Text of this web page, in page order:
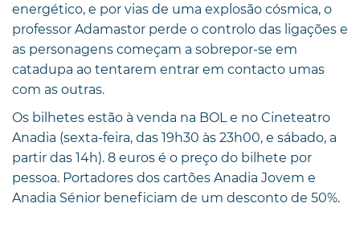
energético, e por vias de uma explosão cósmica, o
professor Adamastor perde o controlo das ligações e
as personagens começam a sobrepor-se em
catadupa ao tentarem entrar em contacto umas
com as outras.
Os bilhetes estão à venda na BOL e no Cineteatro
Anadia (sexta-feira, das 19h30 às 23h00, e sábado, a
partir das 14h). 8 euros é o preço do bilhete por
pessoa. Portadores dos cartões Anadia Jovem e
Anadia Sénior beneficiam de um desconto de 50%.